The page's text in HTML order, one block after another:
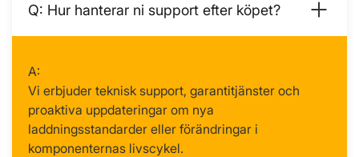
Hur hanterar ni support efter köpet?
Vi erbjuder teknisk support, garantitjänster och
proaktiva uppdateringar om nya
laddningsstandarder eller förändringar i
komponenternas livscykel.